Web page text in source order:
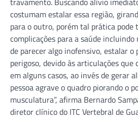
costumam estalar essa região,
para o outro, porém tal prática pode
complicações para a saúde incluindo
de parecer algo inofensivo, estalar o
perigoso, devido às articulações que
em alguns casos, ao invés de gerar
pessoa agrave o quadro piorando o
musculatura”, afirma Bernardo
diretor clínico do ITC Vertebral de